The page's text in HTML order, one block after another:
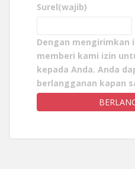
Surel(wajib)
Dengan mengirimkan
memberi kami izin
kepada Anda. Anda
berlangganan kapan